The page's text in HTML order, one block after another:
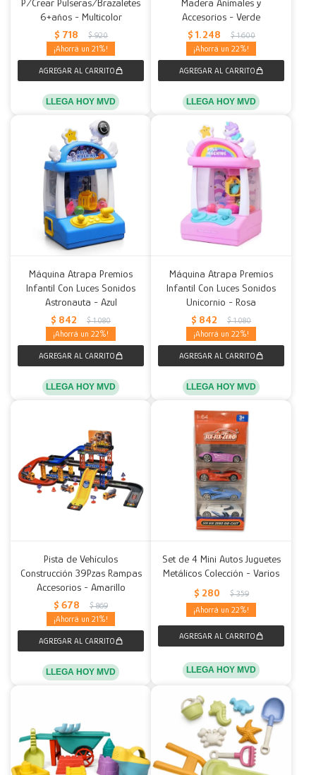
P/Crear Pulseras/Brazaletes
6+años - Multicolor
$ 718 $ 920
21
LLEGA HOY MVD
Madera Animales y
Accesorios - Verde
$ 1.248 $ 1.600
22
LLEGA HOY MVD
Máquina Atrapa Premios
Infantil Con Luces Sonidos
Astronauta - Azul
$ 842 $ 1.080
22
LLEGA HOY MVD
Máquina Atrapa Premios
Infantil Con Luces Sonidos
Unicornio - Rosa
$ 842 $ 1.080
22
LLEGA HOY MVD
Pista de Vehículos
Construcción 39Pzas Rampas
Accesorios - Amarillo
$ 678 $ 869
21
LLEGA HOY MVD
Set de 4 Mini Autos Juguetes
Metálicos Colección - Varios
$ 280 $ 359
22
LLEGA HOY MVD